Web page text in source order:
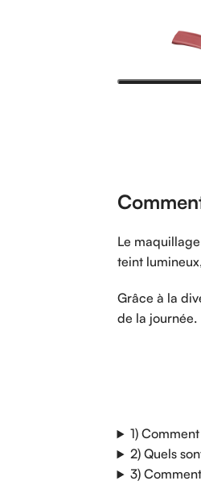
Le
teint
Grâce à la
de la journée.
1)
2) Quels
3)